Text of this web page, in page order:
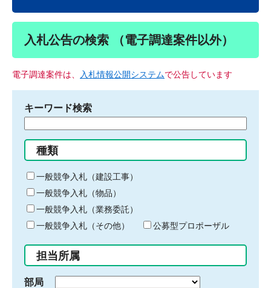
入札公告の検索 （電子調達案件以外）
電子調達案件は、 入札情報公開システムで公告しています
キーワード検索
る
キ
ー
ワ
ー
ド
入
力
種類
一般競争入札（建設工事）
一般競争入札（物品）
一般競争入札（業務委託）
一般競争入札（その他）
公募型プロポーザル
担当所属
部局